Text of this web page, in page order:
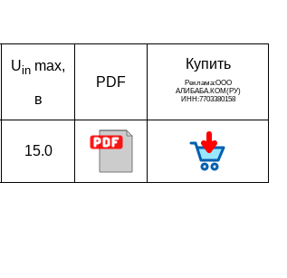
Uin max,
в
PDF
Ку­пить
15.0